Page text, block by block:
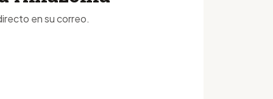
en su correo.